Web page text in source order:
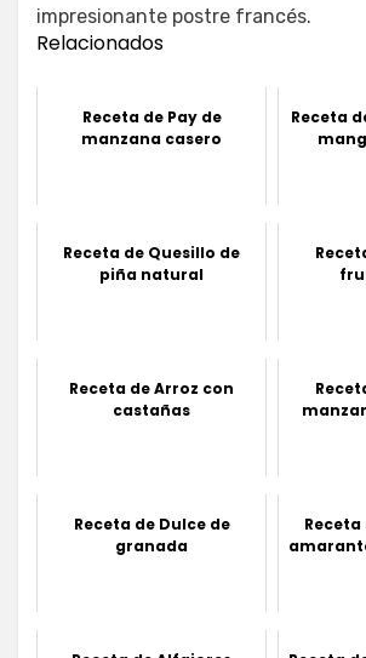
impresionante postre francés.
Relacionados
Receta de Pay de
manzana casero
Receta
Receta de Quesillo de
piña natural
Receta de Arroz con
castañas
Receta de Dulce de
granada